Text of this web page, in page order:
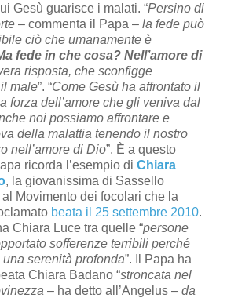
Gesù guarisce i malati. “Persino di
– commenta il Papa – la fede può
ciò che umanamente è
fede in che cosa? Nell’amore di
risposta, che sconfigge
male”. “Come Gesù ha affrontato il
forza dell’amore che gli veniva dal
noi possiamo affrontare e
della malattia tenendo il nostro
nell’amore di Dio”. È a questo
ricorda l’esempio di Chiara
, la giovanissima di Sassello
Movimento dei focolari che la
beata il 25 settembre 2010.
Chiara Luce tra quelle “persone
sofferenze terribili perché
serenità profonda”. Il Papa ha
Chiara Badano “stroncata nel
– ha detto all’Angelus – da